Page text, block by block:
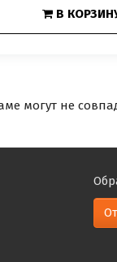
В
могут не